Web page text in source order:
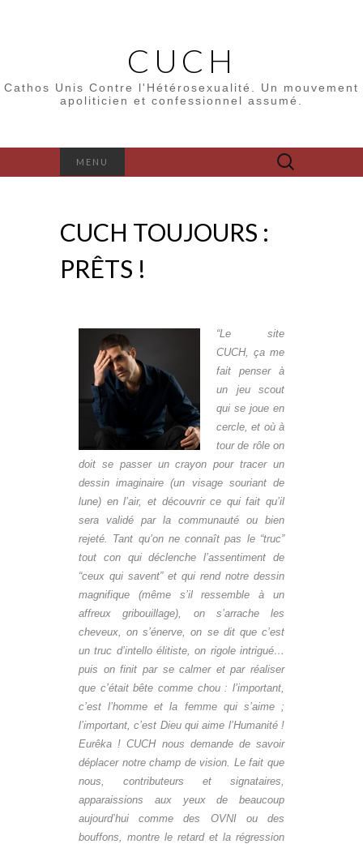
CUCH
Cathos Unis Contre l'Hétérosexualité. Un mouvement
apoliticien et confessionnel assumé.
MENU Rechercher :
CUCH TOUJOURS :
PRÊTS !
“Le site
CUCH, ça me
fait penser à
un jeu scout
qui se joue en
cercle, et où à
tour de rôle on
doit se passer un crayon pour tracer un
dessin imaginaire (un visage souriant de
lune) en l’air, et découvrir ce qui fait qu’il
sera validé par la communauté ou bien
rejeté. Tant qu’on ne connaît pas le “truc”
tout con qui déclenche l’assentiment de
“ceux qui savent” et qui rend notre dessin
magnifique (même s’il ressemble à un
affreux gribouillage), on s’arrache les
cheveux, on s’énerve, on se dit que c’est
un truc d’intello élitiste, on rigole intrigué…
puis on finit par se calmer et par réaliser
que c’était bête comme chou : l’important,
c’est l’homme et la femme qui s’aime ;
l’important, c’est Dieu qui aime l’Humanité !
Eurêka ! CUCH nous demande de savoir
déplacer notre champ de vision. Le fait que
nous, contributeurs et signataires,
apparaissions aux yeux de beaucoup
aujourd’hui comme des OVNI ou des
bouffons, montre le retard et la régression